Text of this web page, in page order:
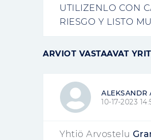
UTILIZENLO CON
RIESGO Y LISTO
ARVIOT VASTAAVAT
ALEKSANDR
10-17-2023
Yhtiö Arvostelu